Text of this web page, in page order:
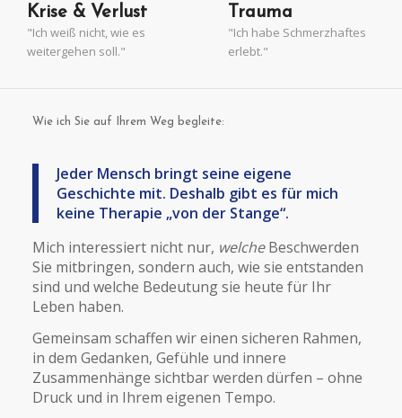
Krise & Verlust
"Ich weiß nicht, wie es
weitergehen soll."
Trauma
"Ich habe Schmerzhaftes
erlebt."
Wie ich Sie auf Ihrem Weg begleite:
Jeder Mensch bringt seine eigene
Geschichte mit. Deshalb gibt es für mich
keine Therapie „von der Stange“.
Mich interessiert nicht nur, welcheBeschwerden
Sie mitbringen, sondern auch, wie sie entstanden
sind und welche Bedeutung sie heute für Ihr
Leben haben.
Gemeinsam schaffen wir einen sicheren Rahmen,
in dem Gedanken, Gefühle und innere
Zusammenhänge sichtbar werden dürfen – ohne
Druck und in Ihrem eigenen Tempo.